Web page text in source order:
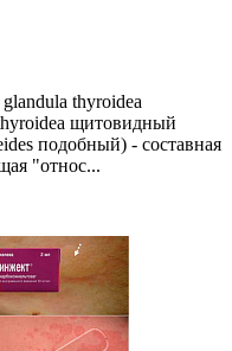
thyroidea
щитовидный
подобный) - составная
"относ...